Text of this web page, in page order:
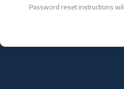
Password reset instructions